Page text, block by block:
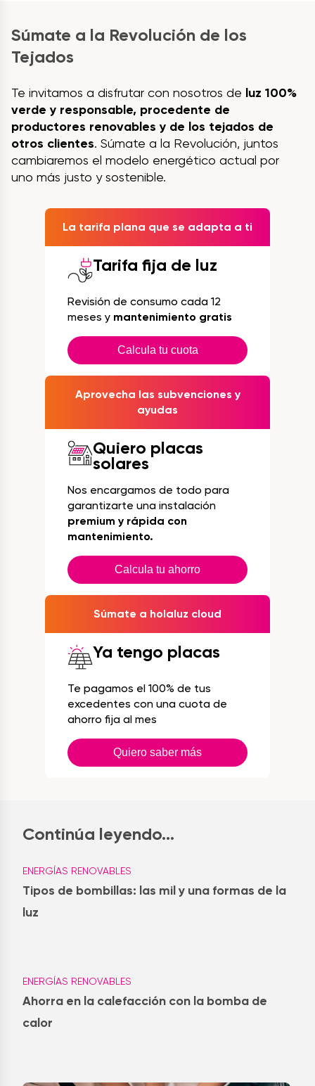
Súmate a la Revolución de los
Tejados
Te invitamos a disfrutar con nosotros de luz 100%
verde y responsable, procedente de
productores renovables y de los tejados de
otros clientes. Súmate a la Revolución, juntos
cambiaremos el modelo energético actual por
uno más justo y sostenible.
La tarifa plana que se adapta a ti
Tarifa fija de luz
Revisión de consumo cada 12
meses y mantenimiento gratis
Calcula tu cuota
Aprovecha las subvenciones y
ayudas
Quiero placas
solares
Nos encargamos de todo para
garantizarte una instalación
premium y rápida con
mantenimiento.
Calcula tu ahorro
Súmate a holaluz cloud
Ya tengo placas
Te pagamos el 100% de tus
excedentes con una cuota de
ahorro fija al mes
Quiero saber más
Continúa leyendo...
ENERGÍAS RENOVABLES
Tipos de bombillas: las mil y una formas de la
luz
ENERGÍAS RENOVABLES
Ahorra en la calefacción con la bomba de
calor